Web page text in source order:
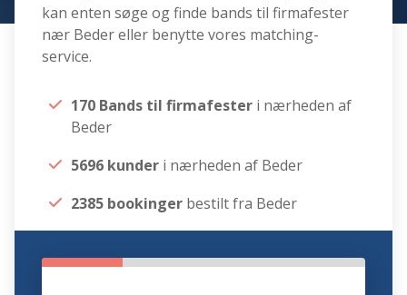
kan enten søge og finde bands til firmafester
nær Beder eller benytte vores matching-
service.
170 Bands til firmafester i nærheden af
Beder
5696 kunder i nærheden af Beder
2385 bookinger bestilt fra Beder